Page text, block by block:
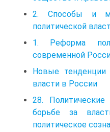
2. Способы и
политической
1. Реформа
современной
Новые тенденции
власти в России
28.
борьбе за
политическое